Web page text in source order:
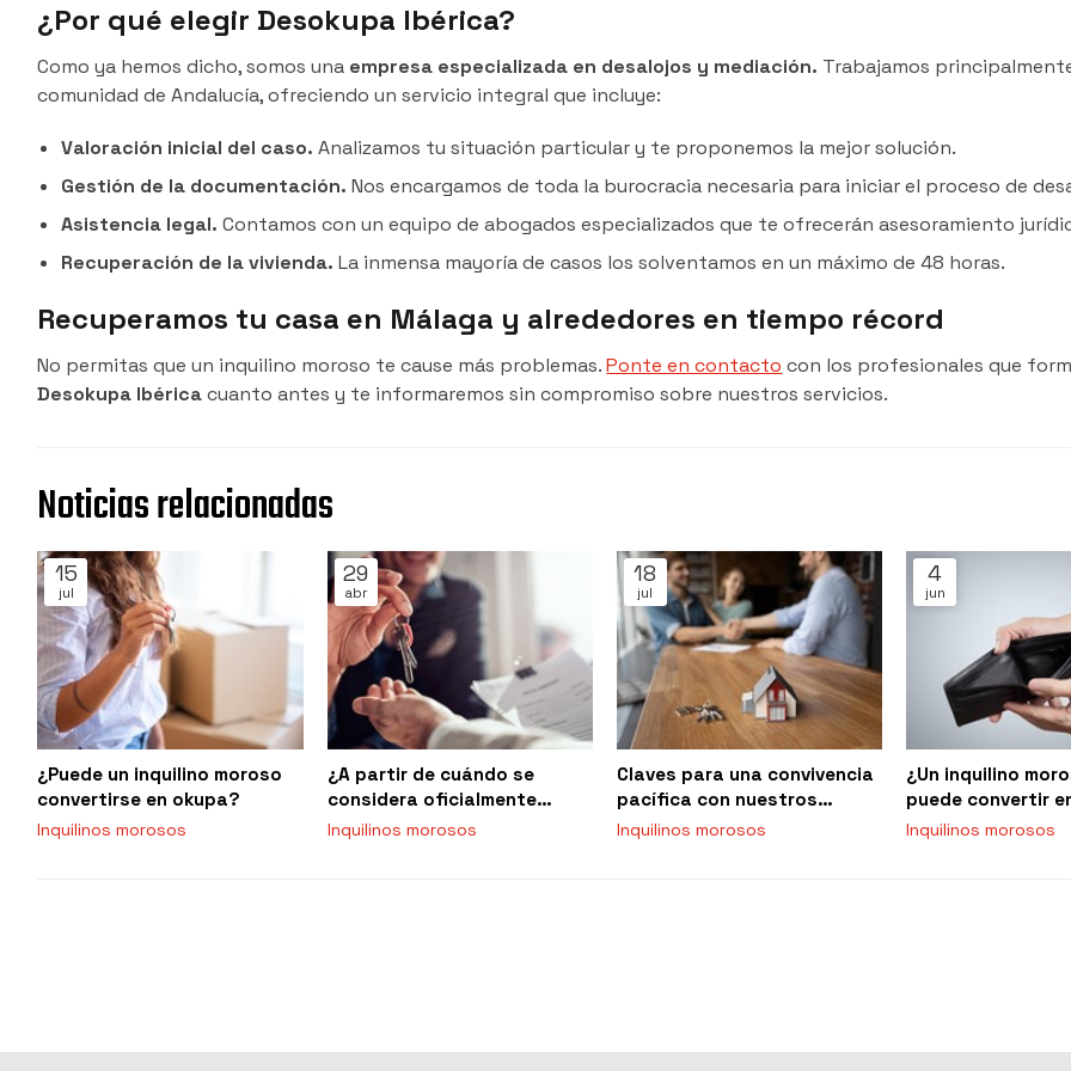
¿Por qué elegir Desokupa Ibérica?
Como ya hemos dicho, somos una empresa especializada en desalojos y mediación. Trabajamos
comunidad de Andalucía, ofreciendo un servicio integral que incluye:
Valoración inicial del caso. Analizamos tu situación particular y te proponemos la mejor solución.
Gestión de la documentación. Nos encargamos de toda la burocracia necesaria para iniciar el proceso de
Asistencia legal.Contamos con un equipo de abogados especializados que te ofrecerán asesoramiento
Recuperación de la vivienda. La inmensa mayoría de casos los solventamos en un máximo de 48 horas.
Recuperamos tu casa en Málaga y alrededores en tiempo récord
No permitas que un inquilino moroso te cause más problemas.Ponte en contacto con los profesionales que
Desokupa Ibéricacuanto antes y te informaremos sin compromiso sobre nuestros servicios.
Noticias relacionadas
15
jul
¿Puede un inquilino moroso
convertirse en okupa?
Inquilinos morosos
29
abr
¿A partir de cuándo se
considera oficialmente
moroso a un inquilino y qué
Inquilinos morosos
18
jul
Claves para una convivencia
pacífica con nuestros
inquilinos
Inquilinos morosos
4
jun
¿Un inquilino
puede convertir
Inquilinos morosos